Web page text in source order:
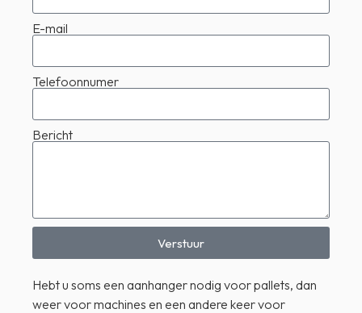
Hebt u soms een aanhanger nodig voor pallets, dan
weer voor machines en een andere keer voor
E-mail
Telefoonnumer
Bericht
Verstuur